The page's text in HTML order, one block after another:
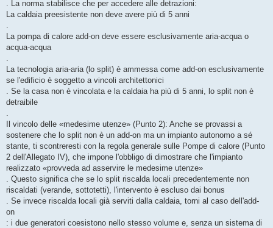
. La norma stabilisce che per accedere alle detrazioni:
La caldaia preesistente non deve avere più di 5 anni
La pompa di calore add-on deve essere esclusivamente aria-acqua o
acqua-acqua
La tecnologia aria-aria (lo split) è ammessa come add-on esclusivamente
se l'edificio è soggetto a vincoli architettonici
. Se la casa non è vincolata e la caldaia ha più di 5 anni, lo split non è
detraibile
Il vincolo delle «medesime utenze» (Punto 2): Anche se provassi a
sostenere che lo split non è un add-on ma un impianto autonomo a sé
stante, ti scontreresti con la regola generale sulle Pompe di calore (Punto
2 dell'Allegato IV), che impone l'obbligo di dimostrare che l'impianto
realizzato «provveda ad asservire le medesime utenze»
. Questo significa che se lo split riscalda locali precedentemente non
riscaldati (verande, sottotetti), l'intervento è escluso dai bonus
. Se invece riscalda locali già serviti dalla caldaia, torni al caso dell'add-
on
: i due generatori coesistono nello stesso volume e, senza un sistema di